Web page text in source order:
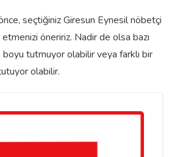
seçtiğiniz Giresun Eynesil nöbetçi
öneririz. Nadir de olsa bazı
tutmuyor olabilir veya farklı bir
olabilir.